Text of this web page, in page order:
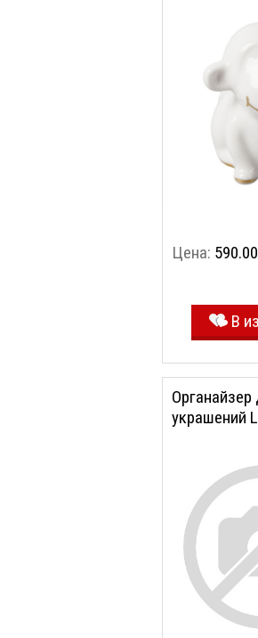
Цена:
В
Органайзер
украшений